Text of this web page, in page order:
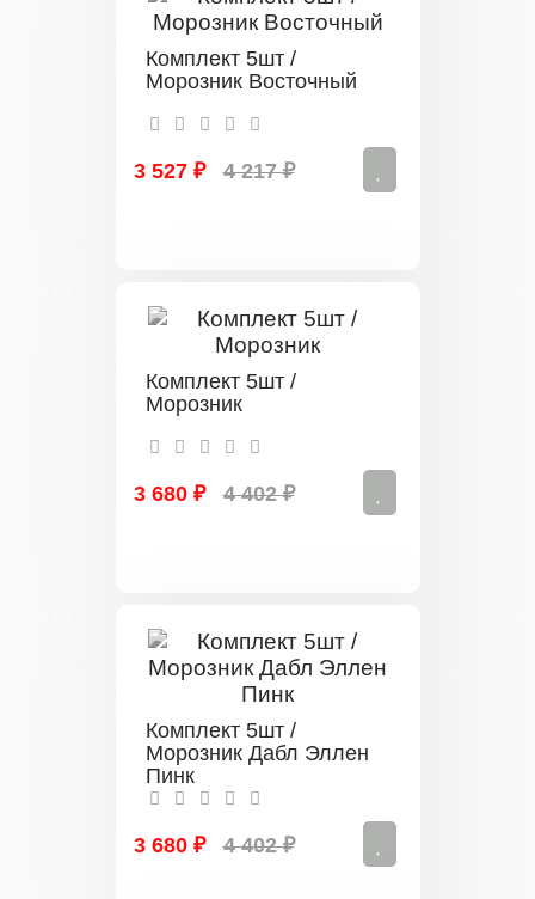
Комплект 5шт /
Морозник Восточный
3 527 ₽ 4 217 ₽
Комплект 5шт /
Морозник
3 680 ₽ 4 402 ₽
Комплект 5шт /
Морозник Дабл Эллен
Пинк
3 680 ₽ 4 402 ₽